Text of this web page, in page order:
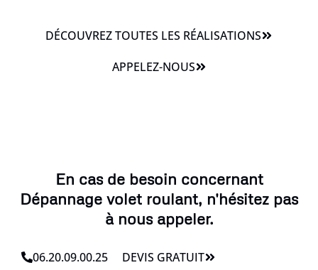
DÉCOUVREZ TOUTES LES RÉALISATIONS
APPELEZ-NOUS
En cas de besoin concernant
Dépannage volet roulant, n'hésitez pas
à nous appeler.
06.20.09.00.25 DEVIS GRATUIT